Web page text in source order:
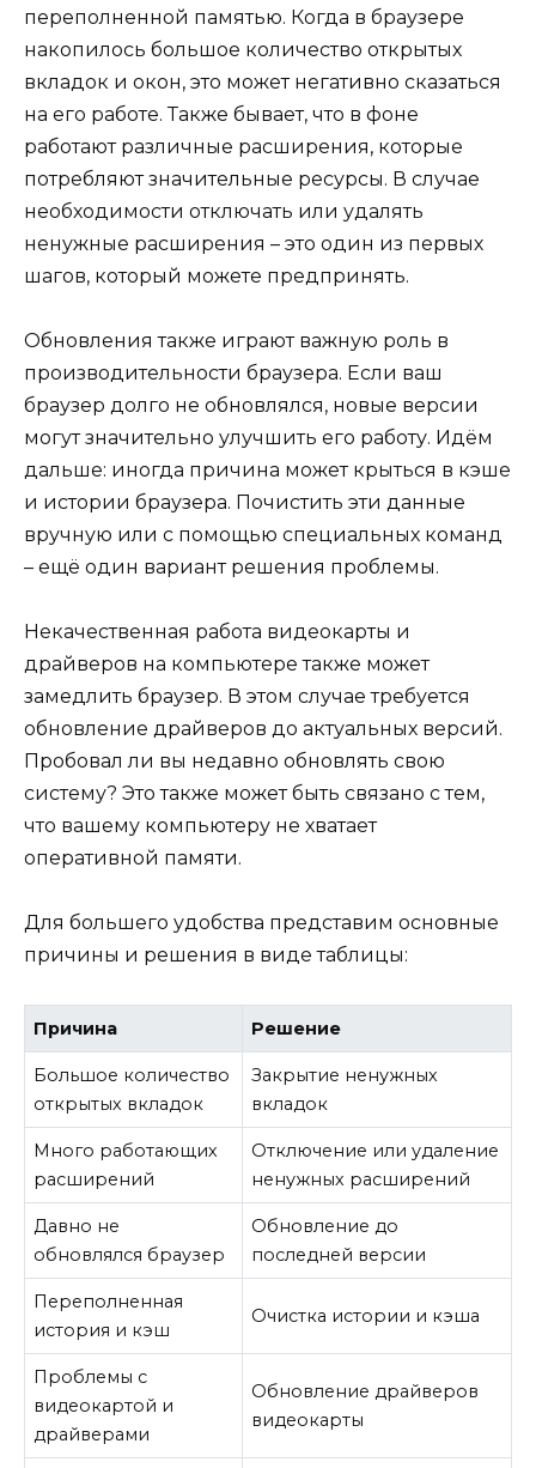
переполненной памятью. Когда в браузере
накопилось большое количество открытых
вкладок и окон, это может негативно сказаться
на его работе. Также бывает, что в фоне
работают различные расширения, которые
потребляют значительные ресурсы. В случае
необходимости отключать или удалять
ненужные расширения – это один из первых
шагов, который можете предпринять.
Обновления также играют важную роль в
производительности браузера. Если ваш
браузер долго не обновлялся, новые версии
могут значительно улучшить его работу. Идём
дальше: иногда причина может крыться в кэше
и истории браузера. Почистить эти данные
вручную или с помощью специальных команд
– ещё один вариант решения проблемы.
Некачественная работа видеокарты и
драйверов на компьютере также может
замедлить браузер. В этом случае требуется
обновление драйверов до актуальных версий.
Пробовал ли вы недавно обновлять свою
систему? Это также может быть связано с тем,
что вашему компьютеру не хватает
оперативной памяти.
Для большего удобства представим основные
причины и решения в виде таблицы:
Причина Решение
Большое количество
открытых вкладок
Закрытие ненужных
вкладок
Много работающих
расширений
Отключение или удаление
ненужных расширений
Давно не
обновлялся браузер
Обновление до
последней версии
Переполненная
история и кэш
Очистка истории и кэша
Проблемы с
видеокартой и
драйверами
Обновление драйверов
видеокарты